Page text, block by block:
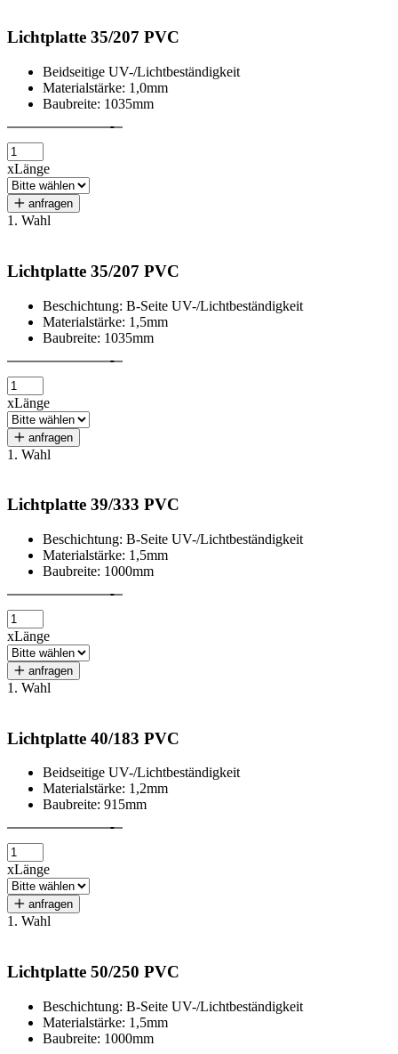
Lichtplatte 35/207 PVC
Beidseitige UV-/Lichtbeständigkeit
Materialstärke: 1,0mm
Baubreite: 1035mm
xLänge
anfragen
1. Wahl
Lichtplatte 35/207 PVC
Beschichtung: B-Seite UV-/Lichtbeständigkeit
Materialstärke: 1,5mm
Baubreite: 1035mm
xLänge
anfragen
1. Wahl
Lichtplatte 39/333 PVC
Beschichtung: B-Seite UV-/Lichtbeständigkeit
Materialstärke: 1,5mm
Baubreite: 1000mm
xLänge
anfragen
1. Wahl
Lichtplatte 40/183 PVC
Beidseitige UV-/Lichtbeständigkeit
Materialstärke: 1,2mm
Baubreite: 915mm
xLänge
anfragen
1. Wahl
Lichtplatte 50/250 PVC
Beschichtung: B-Seite UV-/Lichtbeständigkeit
Materialstärke: 1,5mm
Baubreite: 1000mm